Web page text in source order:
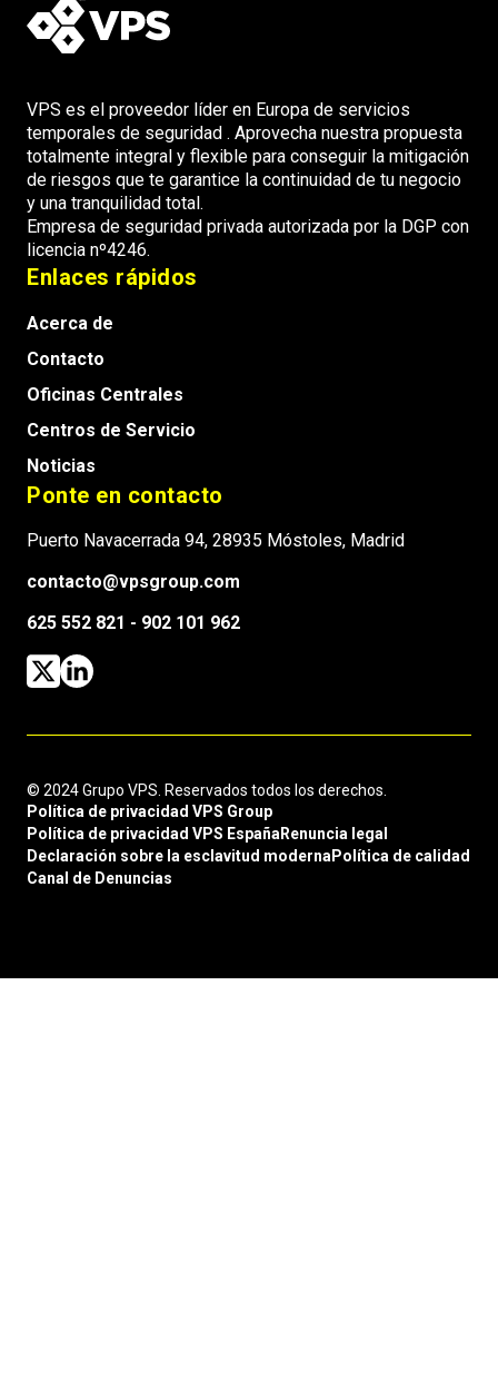
VPS es el proveedor líder en Europa de servicios
temporales de seguridad . Aprovecha nuestra propuesta
totalmente integral y flexible para conseguir la mitigación
de riesgos que te garantice la continuidad de tu negocio
y una tranquilidad total.
Empresa de seguridad privada autorizada por la DGP con
licencia nº4246.
Enlaces rápidos
Acerca de
Contacto
Oficinas Centrales
Centros de Servicio
Noticias
Ponte en contacto
Puerto Navacerrada 94, 28935 Móstoles, Madrid
contacto@vpsgroup.com
625 552 821 - 902 101 962
© 2024 Grupo VPS. Reservados todos los derechos.
Política de privacidad VPS Group
Política de privacidad VPS España Renuncia legal
Declaración sobre la esclavitud moderna Política de calidad
Canal de Denuncias